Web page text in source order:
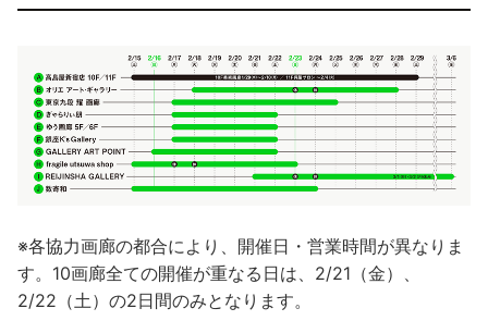
※各協力画廊の都合により、開催日・営業時間が異なりま
す。10画廊全ての開催が重なる日は、2/21（金）、
2/22（土）の2日間のみとなります。